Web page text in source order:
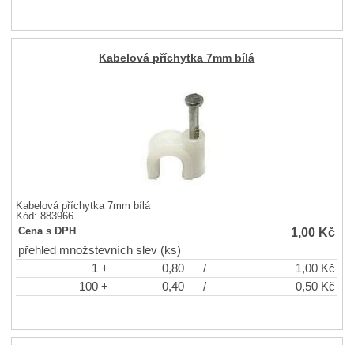
Kabelová příchytka 7mm bílá
Kabelová příchytka 7mm bílá
Kód: 883966
Cena s DPH
1,00 Kč
přehled množstevních slev (ks)
1 +
0,80 / 1,00 Kč
100 +
0,40 / 0,50 Kč